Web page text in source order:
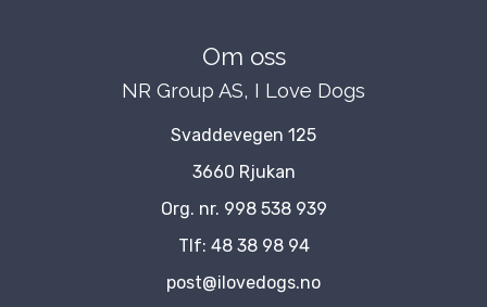
Om oss
NR Group AS, I Love Dogs
Svaddevegen 125
3660 Rjukan
Org. nr. 998 538 939
Tlf: 48 38 98 94
post@ilovedogs.no